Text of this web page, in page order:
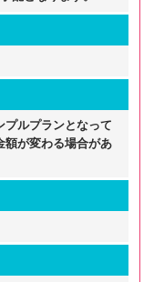
プルプランとなって
額が変わる場合があ